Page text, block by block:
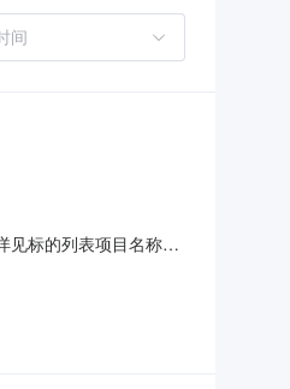
见标的列表项目名称哈
《土地使用权证》，存